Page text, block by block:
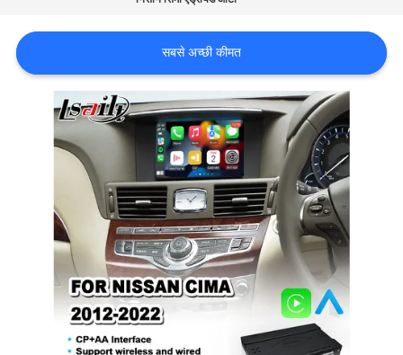
समाचार
मामलों
साइटमैप
PRIVACY
POLICY
सबसे अच्छी कीमत